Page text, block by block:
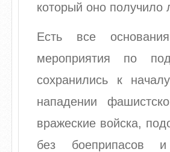
который оно
Есть все
мероприятия по
сохранились к
нападении
вражеские войска,
без боеприпасов и